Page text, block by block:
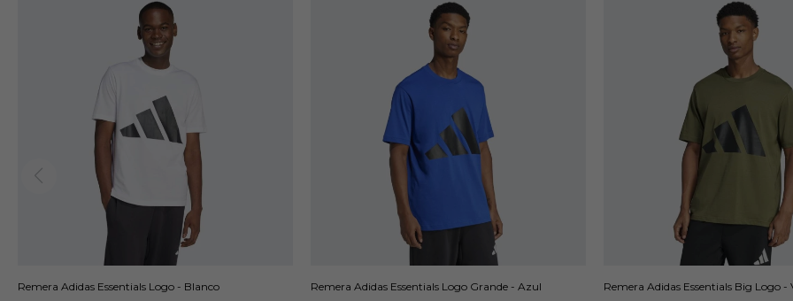
Remera Adidas Essentials Logo - Blanco Remera Adidas Essentials Logo Grande - Azul Remera Adidas Essentials Big Logo -